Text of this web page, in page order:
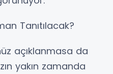
Tanıtılacak?
açıklanmasa da
yakın zamanda